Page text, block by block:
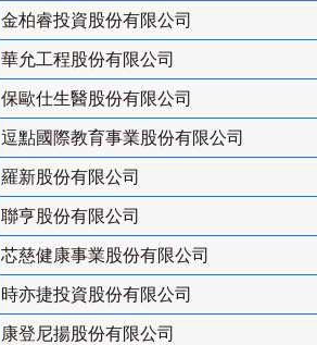
金柏睿投資股份有限公司
華允工程股份有限公司
保歐仕生醫股份有限公司
逗點國際教育事業股份有限公司
羅新股份有限公司
聯亨股份有限公司
芯慈健康事業股份有限公司
時亦捷投資股份有限公司
康登尼揚股份有限公司